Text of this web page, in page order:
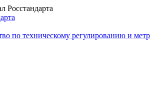
Росстандарта
по техническому регулированию и